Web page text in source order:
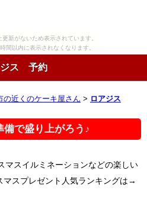
新がないため表示されています。
間以内に表示されなくなります。
ジス 予約
の近くのケーキ屋さん > ロアジス
で盛り上がろう♪
マスイルミネーションなどの楽しい
マスプレゼント人気ランキングは→